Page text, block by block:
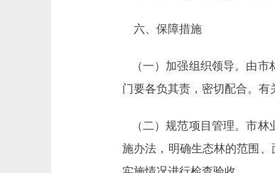
六、保障措施
（一）加强组织领导。由市
门要各负其责，密切配合。有
（二）规范项目管理。市林
施办法，明确生态林的范围